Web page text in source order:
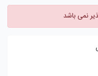
نمی باشد